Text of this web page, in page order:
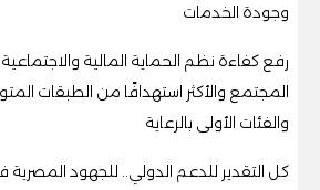
وجودة الخدمات
رفع كفاءة نظم الحماية المالية
المجتمع والأكثر استهدافًا من الطبقات
والفئات الأولى بالرعاية
كل التقدير للدعم الدولي.. للجهود المصرية